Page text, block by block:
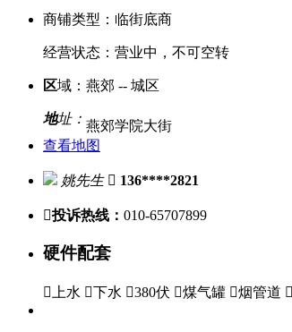
商铺类型： 临街底商
经营状态： 营业中，不可空转
区域： 燕郊 -- 城区
地址： 燕郊学院大街
查看地图
姚先生  136****2821
投诉热线： 010-65707899
硬件配套
 上水 下水 380伏 煤气罐 烟管道 